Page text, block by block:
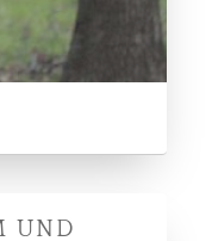
UND